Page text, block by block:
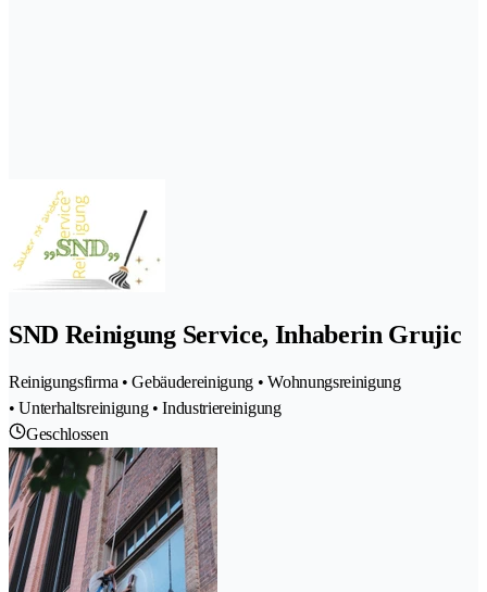
SND Reinigung Service, Inhaberin Grujic
Reinigungsfirma • Gebäudereinigung • Wohnungsreinigung
• Unterhaltsreinigung • Industriereinigung
Geschlossen